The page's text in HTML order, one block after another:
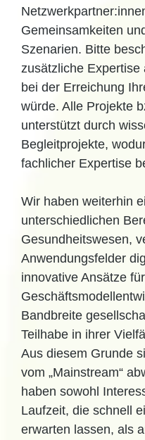
Gemeinsamkeiten
Szenarien. Bitte
zusätzliche
bei der Erreichung
würde. Alle Projekte
unterstützt durch
Begleitprojekte,
fachlicher Expertise
Wir haben weiterhin
unterschiedlichen
Gesundheitswesen,
Anwendungsfelder
innovative Ansätze für
Bandbreite
Teilhabe in ihrer
Aus diesem Grunde
vom „Mainstream“
haben sowohl
Laufzeit, die schnell
erwarten lassen, als